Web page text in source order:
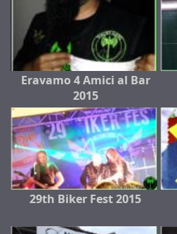
Eravamo 4 Amici al Bar
2015
29th Biker Fest 2015